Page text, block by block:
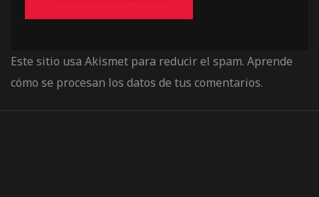
Este sitio usa Akismet para reducir el spam. Aprende
cómo se procesan los datos de tus comentarios.